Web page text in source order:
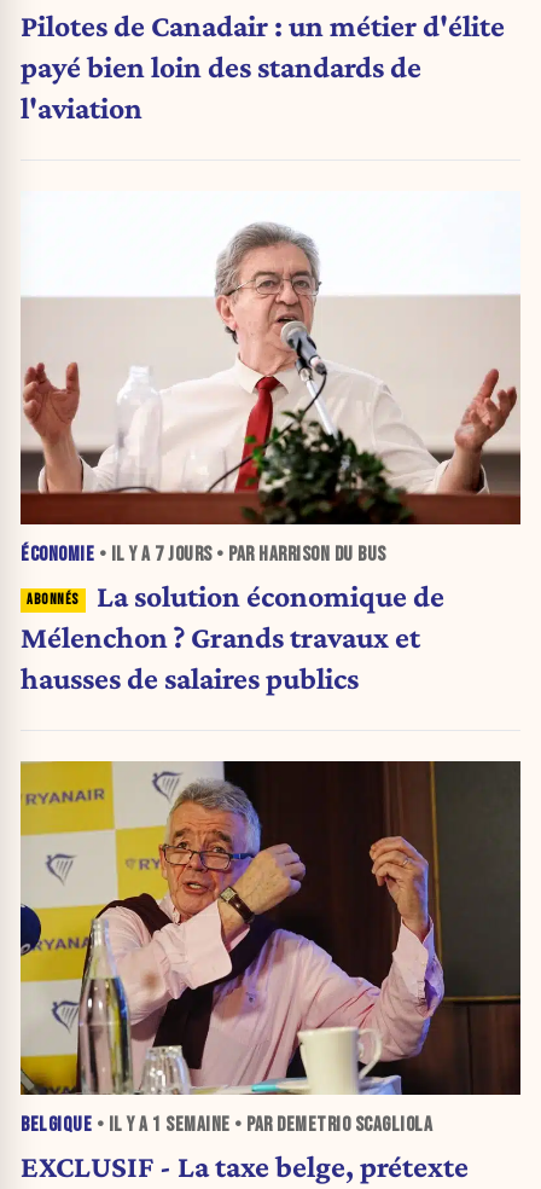
Pilotes de Canadair : un métier d'élite
payé bien loin des standards de
l'aviation
ÉCONOMIE • IL Y A 7 JOURS• PAR HARRISON DU BUS
La solution économique de
Mélenchon ? Grands travaux et
hausses de salaires publics
BELGIQUE • IL Y A 1 SEMAINE • PAR DEMETRIO SCAGLIOLA
EXCLUSIF - La taxe belge, prétexte